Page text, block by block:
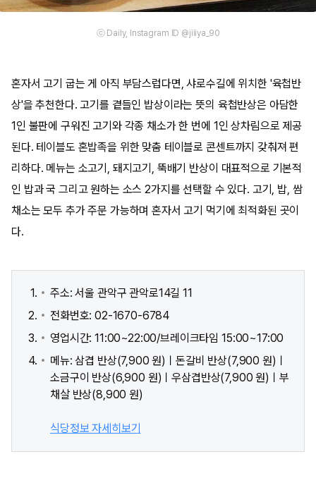
ⓒ Daily, Instagram ID @jiiiya_90
혼자서 고기 굽는 게 아직 부담스럽다면, 샤로수길에 위치한 '육첩반
상'을 추천한다. 고기를 곁들인 밥상이라는 뜻의 육첩반상은 아담한
1인 불판에 구워진 고기와 각종 채소가 한 번에 1인 상차림으로 제공
된다. 테이블도 혼밥족을 위한 맞춤 테이블로 콘센트까지 갖춰져 편
리하다. 메뉴는 소고기, 돼지고기, 뚝배기 반상이 대표적으로 기본적
인 밥과 국 그리고 원하는 소스 2가지를 선택할 수 있다. 고기, 밥, 쌈
채소는 모두 추가 주문 가능하며 혼자서 고기 먹기에 최적화된 곳이
다.
주소: 서울 관악구 관악로14길 11
전화번호: 02-1670-6784
영업시간: 11:00~22:00/브레이크타임 15:00~17:00
메뉴: 삼겹 반상(7,900 원)ㅣ돈갈비 반상(7,900 원)ㅣ
소금구이 반상(6,900 원)ㅣ우삼겹반상(7,900 원)ㅣ부
채살 반상(8,900 원)
식당정보 자세히보기